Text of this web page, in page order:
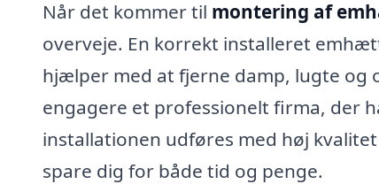
Når det kommer til montering af
overveje. En korrekt installeret
hjælper med at fjerne damp, lugte og
engagere et professionelt firma, der
installationen udføres med høj
spare dig for både tid og penge.